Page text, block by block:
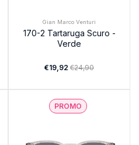
Gian Marco Venturi
170-2 Tartaruga Scuro -
Verde
€19,92 €24,90
PROMO